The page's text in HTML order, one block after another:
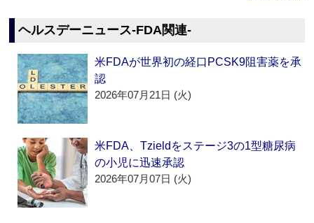
ヘルスデーニュース‐FDA関連‐
米FDAが世界初の経口PCSK9阻害薬を承
認
2026年07月21日 (火)
米FDA、Tzieldをステージ3の1型糖尿病
の小児に迅速承認
2026年07月07日 (火)